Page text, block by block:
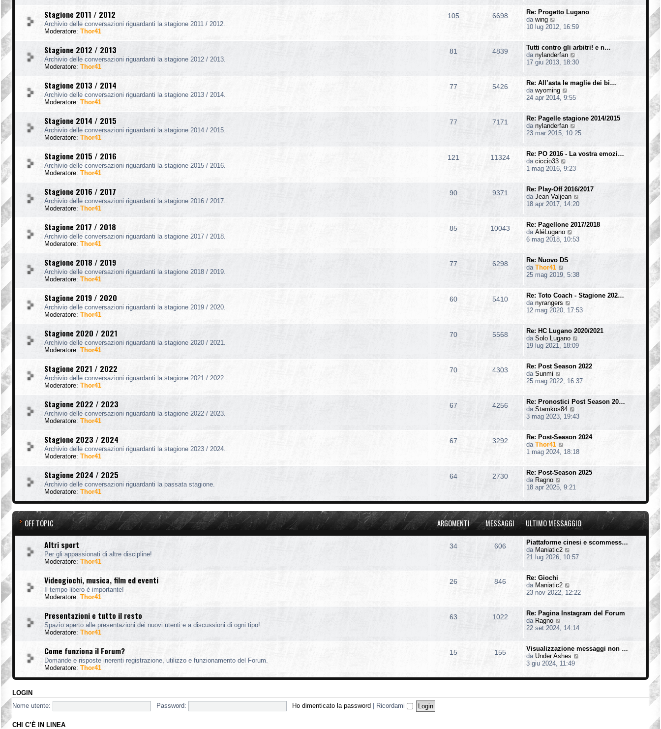
s
a
g
g
o
m
o
e
s
a
g
g
o
i
u
t
m
o
m
e
a
g
g
o
Stagione 2011 / 2012
Archivio delle conversazioni riguardanti la stagione 2011 / 2012.
Moderatore: Thor41
105 6698
Re: Progetto Lugano
da wing
e
i
u
l
t
m
o
m
e
s
a
g
g
o
10 lug 2012, 16:59
Stagione 2012 / 2013
Archivio delle conversazioni riguardanti la stagione 2012 / 2013.
Moderatore: Thor41
81 4839
Tutti contro gli arbitri! e n…
da nylanderfan
e
u
t
m
o
e
a
g
g
o
17 giu 2013, 18:30
Stagione 2013 / 2014
Archivio delle conversazioni riguardanti la stagione 2013 / 2014.
Moderatore: Thor41
77 5426
Re: All’asta le maglie dei bi…
da wyoming
e
i
u
l
t
m
o
e
s
a
g
g
o
24 apr 2014, 9:55
Stagione 2014 / 2015
Archivio delle conversazioni riguardanti la stagione 2014 / 2015.
Moderatore: Thor41
77 7171
Re: Pagelle stagione 2014/2015
da nylanderfan
e
u
t
m
o
m
e
s
a
g
g
23 mar 2015, 10:25
Stagione 2015 / 2016
Archivio delle conversazioni riguardanti la stagione 2015 / 2016.
Moderatore: Thor41
121 11324
Re: PO 2016 - La vostra emozi…
da ciccio33
e
i
u
l
t
m
o
m
e
s
a
g
g
o
1 mag 2016, 9:23
Stagione 2016 / 2017
Archivio delle conversazioni riguardanti la stagione 2016 / 2017.
Moderatore: Thor41
90 9371
Re: Play-Off 2016/2017
da Jean Valjean
e
u
t
e
s
a
g
g
o
18 apr 2017, 14:20
Stagione 2017 / 2018
Archivio delle conversazioni riguardanti la stagione 2017 / 2018.
Moderatore: Thor41
85 10043
Re: Pagellone 2017/2018
da AléLugano
e
i
t
m
o
e
s
a
g
g
o
6 mag 2018, 10:53
Stagione 2018 / 2019
Archivio delle conversazioni riguardanti la stagione 2018 / 2019.
Moderatore: Thor41
77 6298
Re: Nuovo DS
da Thor41
e
i
u
t
m
o
m
e
a
g
o
25 mag 2019, 5:38
Stagione 2019 / 2020
Archivio delle conversazioni riguardanti la stagione 2019 / 2020.
Moderatore: Thor41
60 5410
Re: Toto Coach - Stagione 202…
da nyrangers
e
i
u
t
m
o
e
s
a
g
g
o
12 mag 2020, 17:53
Stagione 2020 / 2021
Archivio delle conversazioni riguardanti la stagione 2020 / 2021.
Moderatore: Thor41
70 5568
Re: HC Lugano 2020/2021
da Solo Lugano
e
u
t
o
e
s
a
g
g
o
19 lug 2021, 18:09
Stagione 2021 / 2022
Archivio delle conversazioni riguardanti la stagione 2021 / 2022.
Moderatore: Thor41
70 4303
Re: Post Season 2022
da Sunmi
e
i
u
l
t
m
o
m
e
a
g
g
o
25 mag 2022, 16:37
Stagione 2022 / 2023
Archivio delle conversazioni riguardanti la stagione 2022 / 2023.
Moderatore: Thor41
67 4256
Re: Pronostici Post Season 20…
da Stamkos84
e
i
u
t
m
o
e
s
a
g
g
i
o
3 mag 2023, 19:43
Stagione 2023 / 2024
Archivio delle conversazioni riguardanti la stagione 2023 / 2024.
Moderatore: Thor41
67 3292
Re: Post-Season 2024
da Thor41
e
i
u
t
m
o
m
e
s
a
g
i
1 mag 2024, 18:18
Stagione 2024 / 2025
Archivio delle conversazioni riguardanti la passata stagione.
Moderatore: Thor41
64 2730
Re: Post-Season 2025
da Ragno
e
i
l
t
o
m
e
a
g
g
o
18 apr 2025, 9:21
OFF TOPIC ARGOMENTI MESSAGGI ULTIMO MESSAGGIO
Altri sport
Per gli appassionati di altre discipline!
Moderatore: Thor41
34 606
Piattaforme cinesi e scommess…
da Maniatic2
e
t
m
o
e
a
g
g
o
21 lug 2026, 10:57
Videogiochi, musica, film ed eventi
Il tempo libero è importante!
Moderatore: Thor41
26 846
Re: Giochi
da Maniatic2
e
u
t
m
o
m
e
s
23 nov 2022, 12:22
Presentazioni e tutto il resto
Spazio aperto alle presentazioni dei nuovi utenti e a discussioni di ogni tipo!
Moderatore: Thor41
63 1022
Re: Pagina Instagram del Forum
da Ragno
e
i
u
l
t
m
22 set 2024, 14:14
Come funziona il Forum?
Domande e risposte inerenti registrazione, utilizzo e funzionamento del Forum.
Moderatore: Thor41
15 155
Visualizzazione messaggi non …
da Under Ashes
i
t
3 giu 2024, 11:49
LOGIN
Nome utente: Password: Ho dimenticato la password Ricordami
CHI C’È IN LINEA